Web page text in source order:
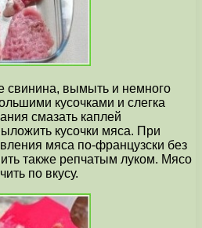
свинина, вымыть и немного
кусочками и слегка
смазать каплей
кусочки мяса. При
мяса по-французски без
также репчатым луком. Мясо
по вкусу.